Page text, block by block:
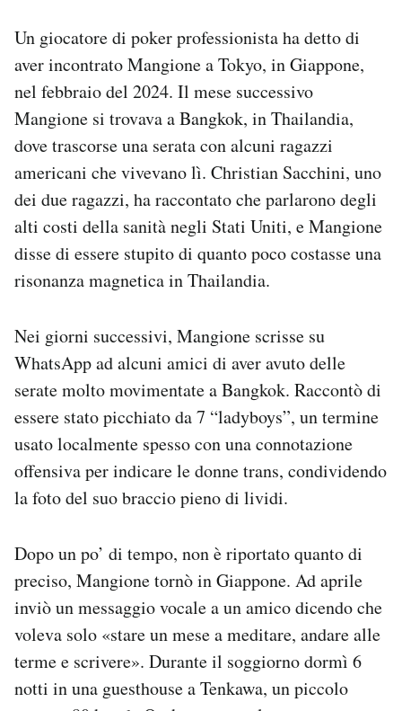
Un giocatore di poker professionista ha detto di
aver incontrato Mangione a Tokyo, in Giappone,
nel febbraio del 2024. Il mese successivo
Mangione si trovava a Bangkok, in Thailandia,
dove trascorse una serata con alcuni ragazzi
americani che vivevano lì. Christian Sacchini, uno
dei due ragazzi, ha raccontato che parlarono degli
alti costi della sanità negli Stati Uniti, e Mangione
disse di essere stupito di quanto poco costasse una
risonanza magnetica in Thailandia.
Nei giorni successivi, Mangione scrisse su
WhatsApp ad alcuni amici di aver avuto delle
serate molto movimentate a Bangkok. Raccontò di
essere stato picchiato da 7 “ladyboys”, un termine
usato localmente spesso con una connotazione
offensiva per indicare le donne trans, condividendo
la foto del suo braccio pieno di lividi.
Dopo un po’ di tempo, non è riportato quanto di
preciso, Mangione tornò in Giappone. Ad aprile
inviò un messaggio vocale a un amico dicendo che
voleva solo «stare un mese a meditare, andare alle
terme e scrivere». Durante il soggiorno dormì 6
notti in una guesthouse a Tenkawa, un piccolo